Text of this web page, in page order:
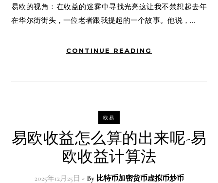
易欧的视角：在收益的迷雾中寻找光亮这让我不禁想起去年
在华尔街街头，一位老者跟我提起的一个故事。他说，…
CONTINUE READING
欧易
易欧收益怎么算的出来呢-易
欧收益计算法
2025年12月25日 - By 比特币加密货币虚拟币炒币